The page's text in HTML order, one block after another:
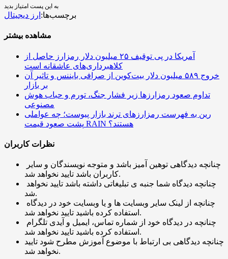
به این پست امتیاز بدید
برچسب‌ها: ارز دیجیتال
مشاهده بیشتر
آمریکا در پی توقیف ۲۵ میلیون دلار رمزارز حاصل از
کلاهبرداری‌های عاشقانه است
خروج ۵۸۹ میلیون دلار بیت‌کوین از صرافی بایننس و تاثیر آن
بر بازار
تداوم صعود رمزارزها زیر فشار جنگ، تورم و حباب هوش
مصنوعی
رین به فهرست رمزارزهای ترند بازار پیوست؛ چه عواملی
پشت صعود قیمت RAIN هستند؟
نظرات کاربران
کاربران باشد تایید نخواهد شد.
شد.
استفاده کرده باشید تایید نخواهد شد.
استفاده کرده باشید تایید نخواهد شد.
چنانچه دیدگاهی بی ارتباط با موضوع آموزش مطرح شود تایید
نخواهد شد.